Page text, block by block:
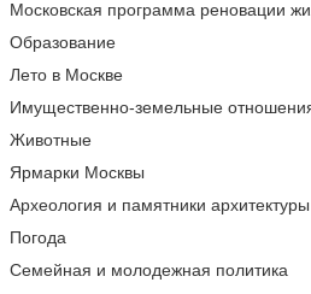
Московская программа реновации
Образование
Лето в Москве
Имущественно-земельные
Животные
Ярмарки Москвы
Археология и памятники архитектуры
Погода
Семейная и молодежная политика